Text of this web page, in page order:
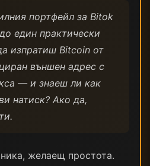
портфейл за Bitok
един практически
изпратиш Bitcoin от
външен адрес с
— и знаеш ли как
натиск? Ако да,
желаещ простота.